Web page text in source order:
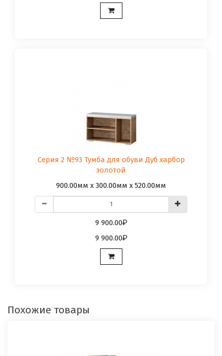
Серия 2 №93 Тумба для обуви Дуб харбор
золотой
900.00мм x 300.00мм x 520.00мм
9 900.00
9 900.00
Похожие товары